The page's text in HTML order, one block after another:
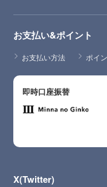
お支払い&ポイント
お支払い方法 ポイ
即時口座振替
X(Twitter)